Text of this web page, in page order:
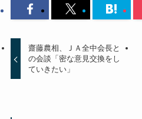
齋藤農相、ＪＡ全中会長と
の会談「密な意見交換をし
ていきたい」